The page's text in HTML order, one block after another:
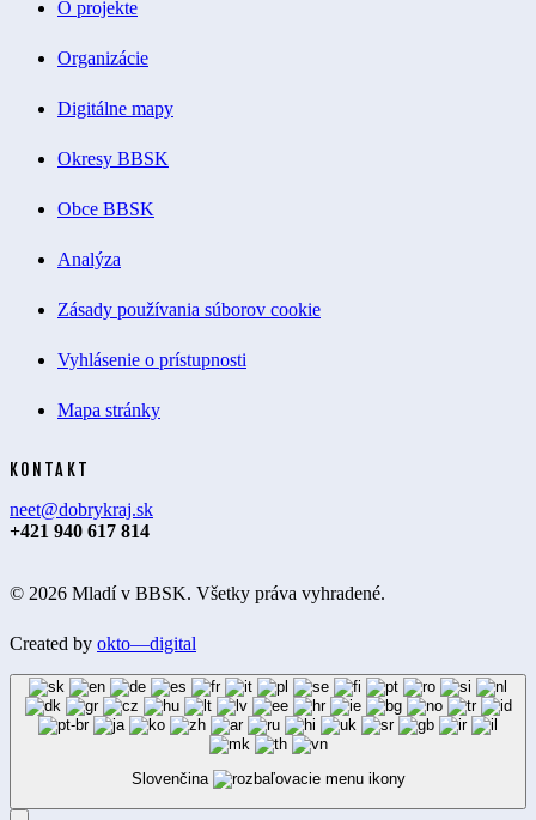
O projekte
Organizácie
Digitálne mapy
Okresy BBSK
Obce BBSK
Analýza
Zásady používania súborov cookie
Vyhlásenie o prístupnosti
Mapa stránky
KONTAKT
neet@dobrykraj.sk
+421 940 617 814
© 2026 Mladí v BBSK. Všetky práva vyhradené.
Created by okto—digital
Slovenčina